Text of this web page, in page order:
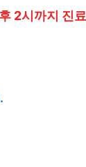
2시까지 진료